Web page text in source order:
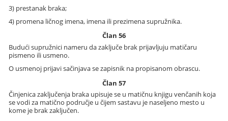
3) prestanak braka;
4) promena ličnog imena, imena ili prezimena supružnika.
Član 56
Budući supružnici nameru da zaključe brak prijavljuju matičaru
pismeno ili usmeno.
O usmenoj prijavi sačinjava se zapisnik na propisanom obrascu.
Član 57
Činjenica zaključenja braka upisuje se u matičnu knjigu venčanih koja
se vodi za matično područje u čijem sastavu je naseljeno mesto u
kome je brak zaključen.